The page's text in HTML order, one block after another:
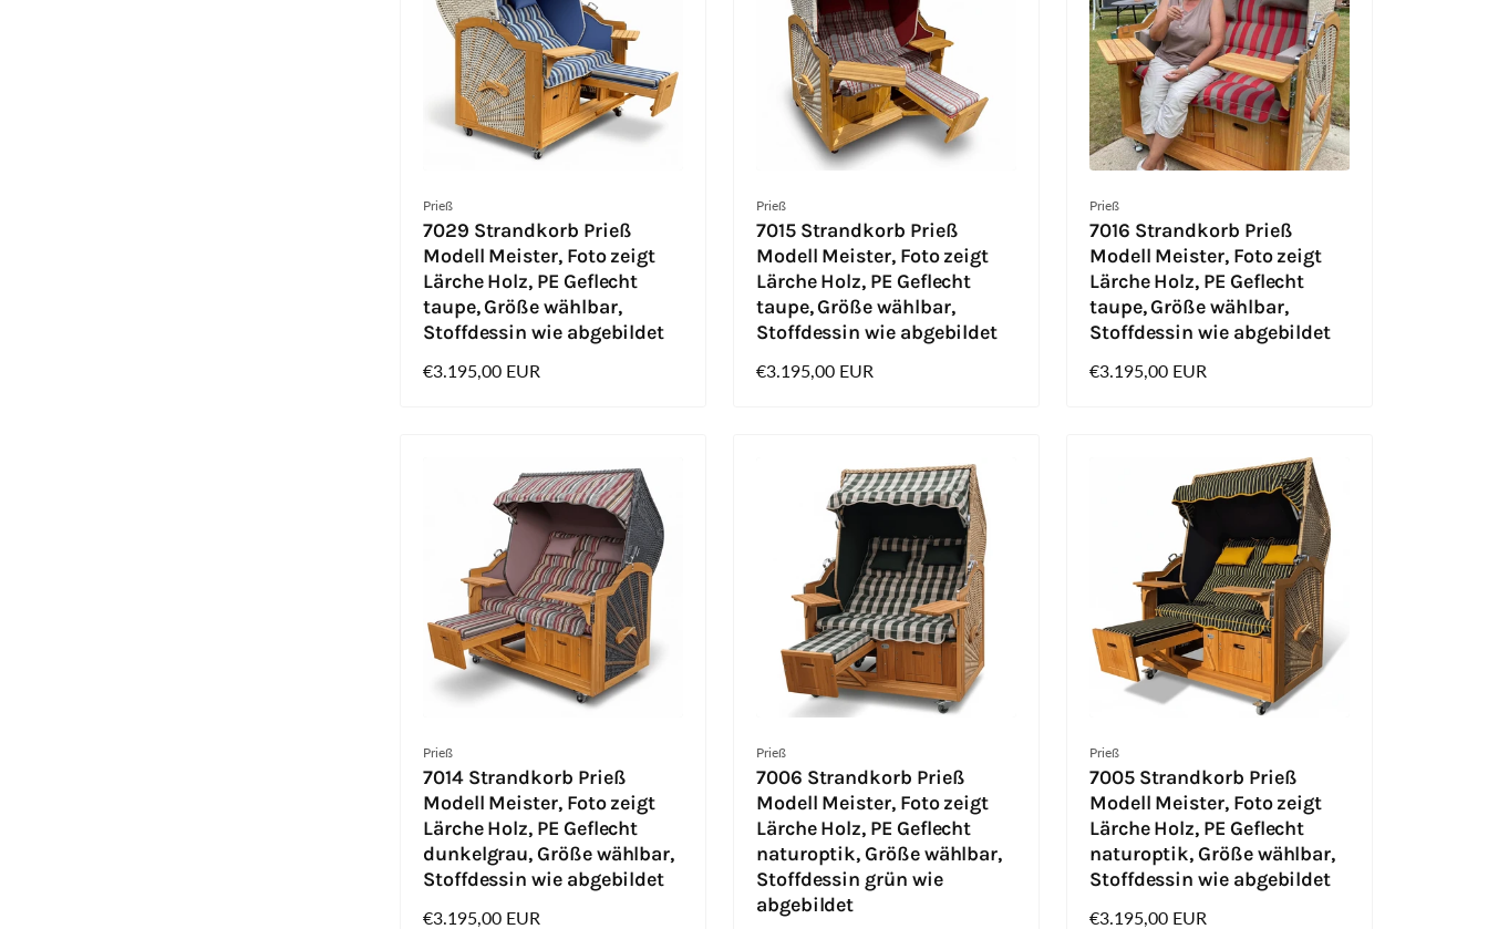
Anbieter:
Prieß
7029 Strandkorb Prieß
Modell Meister, Foto zeigt
Lärche Holz, PE Geflecht
taupe, Größe wählbar,
Stoffdessin wie abgebildet
Normaler
€3.195,00 EUR
Anbieter:
Prieß
7015 Strandkorb Prieß
Modell Meister, Foto zeigt
Lärche Holz, PE Geflecht
taupe, Größe wählbar,
Stoffdessin wie abgebildet
Normaler
€3.195,00 EUR
Anbieter:
Prieß
7016 Strandkorb Prieß
Modell Meister, Foto zeigt
Lärche Holz, PE Geflecht
taupe, Größe wählbar,
Stoffdessin wie abgebildet
Normaler
€3.195,00 EUR
Anbieter:
Prieß
7014 Strandkorb Prieß
Modell Meister, Foto zeigt
Lärche Holz, PE Geflecht
dunkelgrau, Größe wählbar,
Stoffdessin wie abgebildet
Normaler
€3.195,00 EUR
Anbieter:
Prieß
7006 Strandkorb Prieß
Modell Meister, Foto zeigt
Lärche Holz, PE Geflecht
naturoptik, Größe wählbar,
Stoffdessin grün wie
abgebildet
Anbieter:
Prieß
7005 Strandkorb Prieß
Modell Meister, Foto zeigt
Lärche Holz, PE Geflecht
naturoptik, Größe wählbar,
Stoffdessin wie abgebildet
Normaler
€3.195,00 EUR